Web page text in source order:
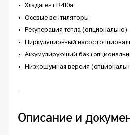
Хладагент R410a
Осевые вентиляторы
Рекуперация тепла (опционально)
Циркуляционный насос
Аккумулирующий бак
Низкошумная версия
Описание и